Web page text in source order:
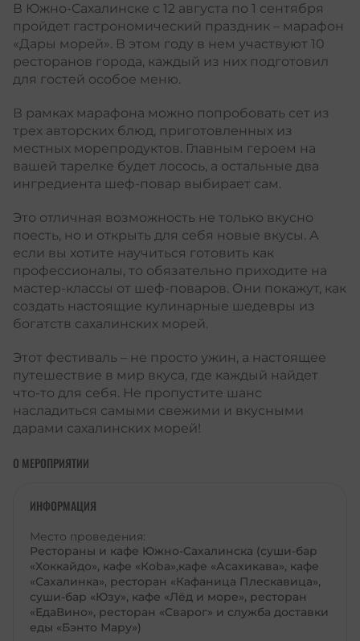
В Южно-Сахалинске с 12 августа по 1 сентября
пройдет гастрономический праздник – марафон
«Дары морей». В этом году в нем участвуют 10
ресторанов города, каждый из них подготовил
для гостей особое меню.
В рамках марафона можно попробовать сет из
трех авторских блюд, приготовленных из
местных морепродуктов. Главным героем на
вашей тарелке будет лосось, а остальные два
ингредиента шеф-повар выбирает сам.
Это отличная возможность не только вкусно
поесть, но и открыть для себя новые вкусы. А
если вы хотите научиться готовить как
профессионалы, то обязательно приходите на
мастер-классы от шеф-поваров. Они покажут, как
создать настоящие кулинарные шедевры из
богатств сахалинских морей.
Этот фестиваль – не просто ужин, а настоящее
путешествие в мир вкуса, где каждый найдет
что-то для себя. Не пропустите шанс
насладиться самыми свежими и вкусными
дарами сахалинских морей!
О МЕРОПРИЯТИИ
ИНФОРМАЦИЯ
Место проведения:
Рестораны и кафе Южно-Сахалинска (суши-бар
«Хоккайдо», кафе «Коbа»,кафе «Асахикава», кафе
«Сахалинка», ресторан «Кафаница Плескавица»,
суши-бар «Юзу», кафе «Лёд и море», ресторан
«ЕдаВино», ресторан «Сварог» и служба доставки
еды «Бэнто Мару»)